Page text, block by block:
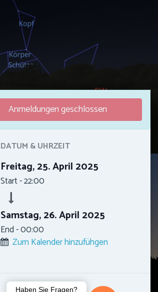
Anmeldungen geschlossen
DATUM & UHRZEIT
Freitag, 25. April 2025
Start -22:00
Samstag, 26. April 2025
End -00:00
Zum Kalender hinzufühgen
Haben Sie Fragen?